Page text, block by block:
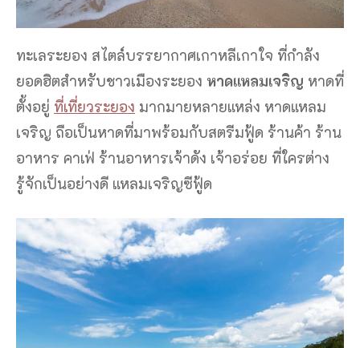
ทะเลระยอง สไตล์บรรยากาศเกาหลีเกาใจ ที่กำลัง
ยอดฮิตสำหรับชาวเมืองระยอง หาดแหลมเจริญ หาดที่
ตั้งอยู่ ที่เที่ยวระยอง มากมายหลายแหล่ง หาดแหลม
เจริญ ถือเป็นหาดที่มาพร้อมกับสตรีมฟู้ด ร้านค้า ร้าน
อาหาร คาเฟ่ ร้านอาหารเจ้าดัง เจ้าอร่อย ที่ใครต่าง
รู้จักเป็นอย่างดี แหลมเจริญซีฟู้ด